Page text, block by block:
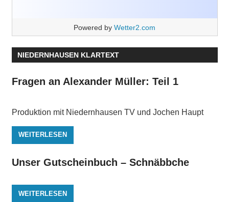
Powered by Wetter2.com
NIEDERNHAUSEN KLARTEXT
Fragen an Alexander Müller: Teil 1
Produktion mit Niedernhausen TV und Jochen Haupt
WEITERLESEN
Unser Gutscheinbuch – Schnäbbche
WEITERLESEN